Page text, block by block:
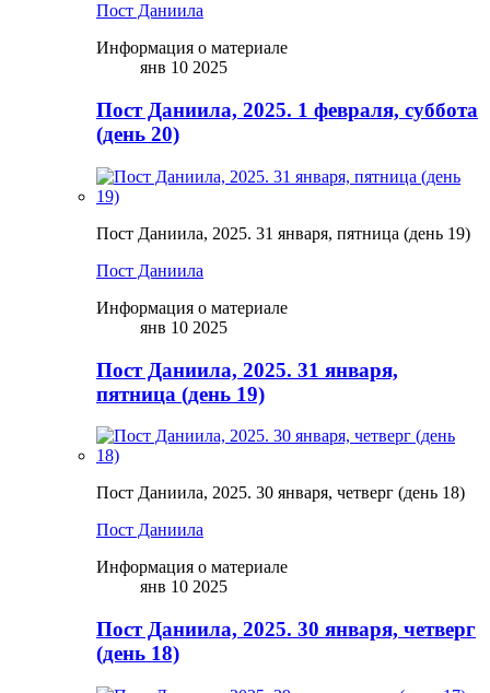
Пост Даниила
Информация о материале
янв 10 2025
Пост Даниила, 2025. 1 февраля, суббота
(день 20)
Пост Даниила, 2025. 31 января, пятница (день 19)
Пост Даниила
Информация о материале
янв 10 2025
Пост Даниила, 2025. 31 января,
пятница (день 19)
Пост Даниила, 2025. 30 января, четверг (день 18)
Пост Даниила
Информация о материале
янв 10 2025
Пост Даниила, 2025. 30 января, четверг
(день 18)